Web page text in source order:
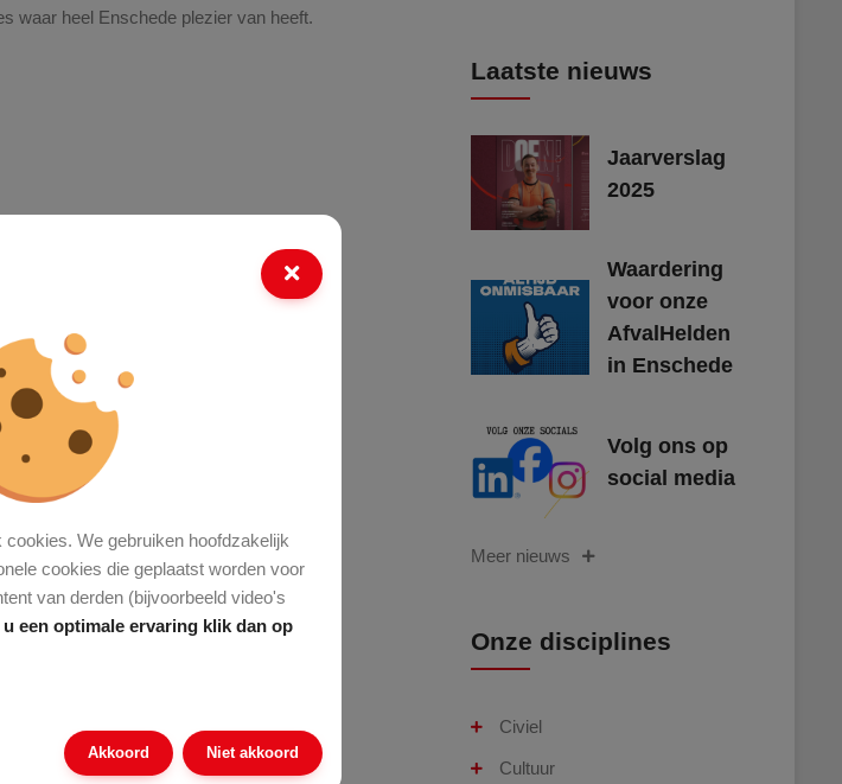
We gebruiken hoofdzakelijk
cookies die geplaatst worden voor
van derden (bijvoorbeeld video's
een optimale ervaring klik dan op
Akkoord Niet akkoord
waar heel Enschede plezier van heeft.
Laatste nieuws
Jaarverslag
2025
Waardering
voor onze
AfvalHelden
in Enschede
Volg ons op
social media
Meer nieuws
Onze disciplines
Civiel
Cultuur